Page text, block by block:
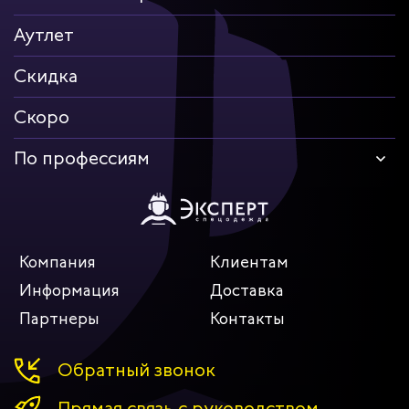
Взаимодействие с авторитетными российскими/
зарубежными производителями тканей, комплектующих
Сотрудничество с генеральными партнёрами на рынке
готовой спецодежды;
Удобство системы комплектации заказа;
Спектр дополнительных услуг: нанесение логотипов на
рабочую одежду, консультации по каталогу, выезд на
предприятие, спецпошив (стоимость уточняйте);
Хорошие отзывы и рекомендации клиентов.
АССОРТИМЕНТ ИНТЕРНЕТ-МАГАЗИНА
В онлайн-магазине компании есть следующие категории
Спецодежда: летняя, зимняя, для специфических
производственных условий работы, сферы услуг,
одноразовая, трикотажная (спецовки, комбинезоны,
комплекты рабочей одежды, брюки, белье, кофты,
куртки, толстовки, рубашки, халаты и многое другое);
шлемы);
Обувь: летняя, зимняя, для повседневной носки,
Аутлет
Скидка
Скоро
По профессиям
Компания
Клиентам
Информация
Доставка
Партнеры
Контакты
Обратный звонок